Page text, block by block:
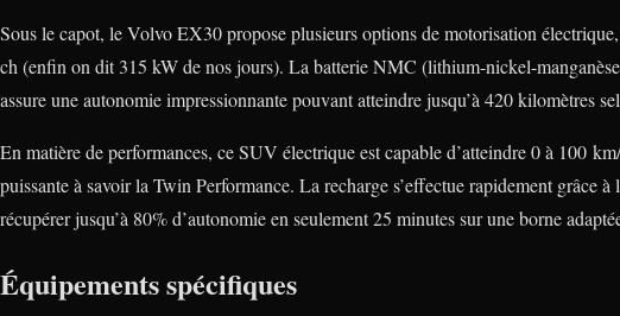
Sous le capot, le Volvo EX30 propose plusieurs options de motorisation
ch (enfin on dit 315 kW de nos jours). La batterie NMC (lithium-nickel-
assure une autonomie impressionnante pouvant atteindre jusqu’à 420 kilomètres
En matière de performances, ce SUV électrique est capable d’atteindre 0 à 100
puissante à savoir la Twin Performance. La recharge s’effectue rapidement grâce
récupérer jusqu’à 80% d’autonomie en seulement 25 minutes sur une borne
Équipements spécifiques